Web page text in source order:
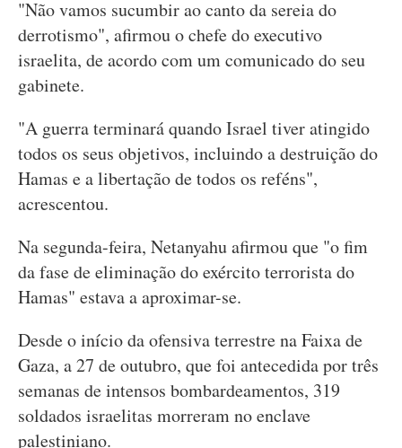
"Não vamos sucumbir ao canto da sereia do
derrotismo", afirmou o chefe do executivo
israelita, de acordo com um comunicado do seu
gabinete.
"A guerra terminará quando Israel tiver atingido
todos os seus objetivos, incluindo a destruição do
Hamas e a libertação de todos os reféns",
acrescentou.
Na segunda-feira, Netanyahu afirmou que "o fim
da fase de eliminação do exército terrorista do
Hamas" estava a aproximar-se.
Desde o início da ofensiva terrestre na Faixa de
Gaza, a 27 de outubro, que foi antecedida por três
semanas de intensos bombardeamentos, 319
soldados israelitas morreram no enclave
palestiniano.